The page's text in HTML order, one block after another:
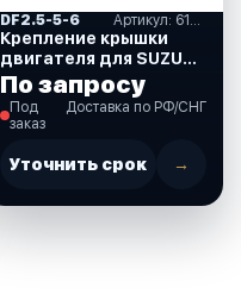
DF2.5-5-6
Крепление крышки
двигателя для SUZUKI
DF2.5 л.с. (61611-
97J01-000)
По запросу
Под
заказ
Доставка по РФ/СНГ
Уточнить срок →